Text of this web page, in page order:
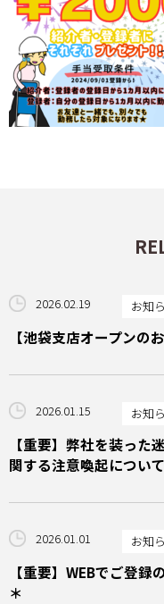
2026.02.19 お知
【池袋支店オープンの
2026.01.15 お知
【重要】弊社を装った
関する注意喚起について
2026.01.01 お知
【重要】WEBでご登
＊